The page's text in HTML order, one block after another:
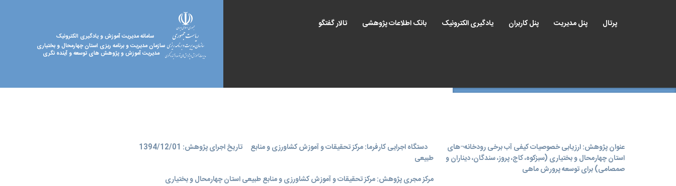
سامانه مدیریت آموزش و یادگیری الکترونیک
سازمان مدیریت و برنامه ریزی استان چهارمحال و بختیاری
مدیریت آموزش و پژوهش های توسعه و آینده نگری
پرتال پنل مدیریت پنل کاربران یادگیری الکترونیک بانک اطلاعات پژوهشی تالار گفتگو
عنوان پژوهش: ارزیابی خصوصیات کیفی آب برخی رودخانه¬های
استان چهارمحال و بختیاری (سبزکوه، کاج، پروز، سندگان، دیناران و
صمصامی) برای توسعه پرورش ماهی
دستگاه اجرایی کارفرما: مرکز تحقیقات و آموزش کشاورزی و منابع
طبیعی
تاریخ اجرای پژوهش: 1394/12/01
مرکز مجری پژوهش: مرکز تحقیقات و آموزش کشاورزی و منابع طبیعی استان چهارمحال و بختیاری